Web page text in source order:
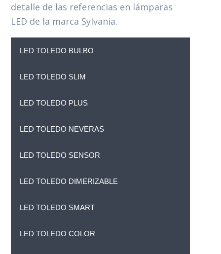
detalle de las referencias en lámparas
LED de la marca Sylvania.
LED TOLEDO BULBO
LED TOLEDO SLIM
LED TOLEDO PLUS
LED TOLEDO NEVERAS
LED TOLEDO SENSOR
LED TOLEDO DIMERIZABLE
LED TOLEDO SMART
LED TOLEDO COLOR